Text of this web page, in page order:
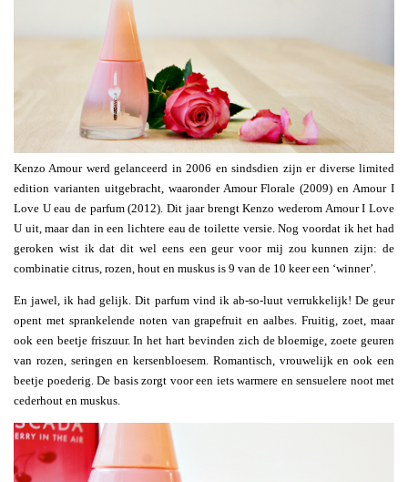
Kenzo Amour werd gelanceerd in 2006 en sindsdien zijn er diverse limited
edition varianten uitgebracht, waaronder Amour Florale (2009) en Amour I
Love U eau de parfum (2012). Dit jaar brengt Kenzo wederom Amour I Love
U uit, maar dan in een lichtere eau de toilette versie. Nog voordat ik het had
geroken wist ik dat dit wel eens een geur voor mij zou kunnen zijn: de
combinatie citrus, rozen, hout en muskus is 9 van de 10 keer een ‘winner’.
En jawel, ik had gelijk. Dit parfum vind ik ab-so-luut verrukkelijk! De geur
opent met sprankelende noten van grapefruit en aalbes. Fruitig, zoet, maar
ook een beetje friszuur. In het hart bevinden zich de bloemige, zoete geuren
van rozen, seringen en kersenbloesem. Romantisch, vrouwelijk en ook een
beetje poederig. De basis zorgt voor een iets warmere en sensuelere noot met
cederhout en muskus.